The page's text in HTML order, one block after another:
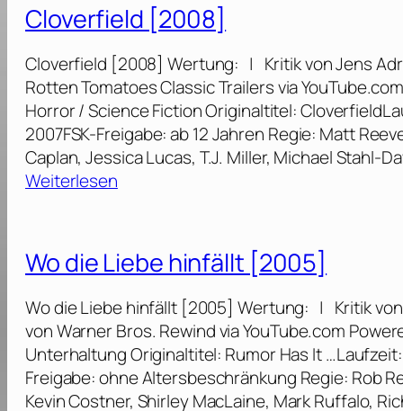
e
i
d
o
n
[
2
0
]
Cloverfield [2008]
Cloverfield [2008] Wertung: | Kritik von Jens
Rotten Tomatoes Classic Trailers via
Horror / Science Fiction Originaltitel:
2007FSK-Freigabe: ab 12 Jahren Regie: Matt
Caplan, Jessica Lucas, T.J. Miller, Michael Stahl-
Weiterlesen:
o
v
r
f
i
e
Wo die Liebe hinfällt [2005]
Wo die Liebe hinfällt [2005] Wertung: | Kritik
von Warner Bros. Rewind via YouTube.com
Unterhaltung Originaltitel: Rumor Has It
Freigabe: ohne Altersbeschränkung Regie: Rob
Kevin Costner, Shirley MacLaine, Mark Ruffalo,